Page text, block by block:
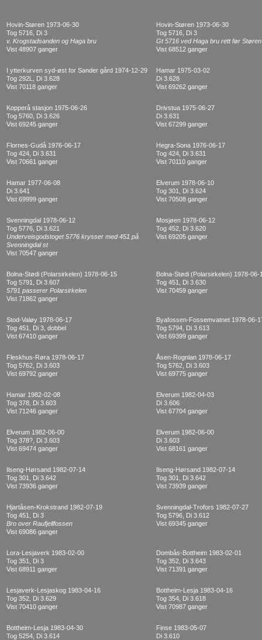
Hovin-Støren 1973-06-30
Tog 5716, Di 3
v. Krogstadsanden og Haga bru
Vist 48907 ganger
Hovin-Støren 1973-06-30
Tog 5716, Di 3
Gt 5716 ved Haga bru rett før Støren
Vist 68512 ganger
I ytterkurven syd-øst for Sander gård 1974-12-29
Tog 292L, Di 3.628
Vist 70118 ganger
Hamar 1975-03-02
Di 3.628
Vist 69262 ganger
Kopperå stasjon 1975-06-26
Tog 5760, Di 3.626
Vist 69245 ganger
Drivstua 1975-06-27
Di 3.631
Vist 67299 ganger
Flornes-Gudå 1976-06-17
Tog 424, Di 3.631
Vist 70661 ganger
Hegra-Sona 1976-06-17
Tog 424, Di 3.631
Vist 70110 ganger
Hamar 1977-06-08
Di 3.641
Vist 69999 ganger
Elverum 1978-06-10
Tog 301, Di 3.624
Vist 70508 ganger
Svenningdal 1978-06-12
Tog 5776, Di 3.621
Underveisgodstoget 5776 krysser med 451 på
Svenningdal st
Vist 70547 ganger
Mosjøen 1978-06-12
Tog 452, Di 3.620
Vist 69205 ganger
Bolna-Stødi (Polarsirkelen) 1978-06-15
Tog 5791, Di 3.607
5791 passerer Polarsirkelen
Vist 71862 ganger
Bolna-Stødi (Polarsirkelen) 1978-06-
Tog 451, Di 3.630
Vist 70459 ganger
Stod-Valøy 1978-06-17
Tog 451, Di 3, dobbel
Vist 67410 ganger
Byafossen-Fossemvatnet 1978-06-
Tog 5794, Di 3.613
Vist 69399 ganger
Fleskhus-Røra 1978-06-17
Tog 5762, Di 3.603
Vist 69792 ganger
Åsen-Rognlan 1978-06-17
Tog 5762, Di 3.603
Vist 69775 ganger
Hamar 1982-02-08
Tog 378, Di 3.603
Vist 71246 ganger
Elverum 1982-04-03
Di 3.606
Vist 67704 ganger
Elverum 1982-06-00
Tog 378?, Di 3.603
Vist 69474 ganger
Elverum 1982-06-00
Di 3.603
Vist 68161 ganger
Ilseng-Hørsand 1982-07-14
Tog 301, Di 3.642
Vist 73936 ganger
Ilseng-Hørsand 1982-07-14
Tog 301, Di 3.642
Vist 73939 ganger
Hjartåsen-Krokstrand 1982-07-19
Tog 451, Di 3
Bro over Raufjellfossen
Vist 69086 ganger
Svenningdal-Trofors 1982-07-27
Tog 5796, Di 3.612
Vist 69345 ganger
Lora-Lesjaverk 1983-02-00
Tog 351, Di 3
Vist 68911 ganger
Dombås-Bottheim 1983-02-01
Tog 352, Di 3.643
Vist 71391 ganger
Lesjaverk-Lesjaskog 1983-04-16
Tog 352, Di 3.629
Vist 70410 ganger
Bottheim-Lesja 1983-04-16
Tog 354, Di 3.618
Vist 70987 ganger
Bottheim-Lesja 1983-04-30
Tog 5254, Di 3.614
Finse 1983-05-07
Di 3.610